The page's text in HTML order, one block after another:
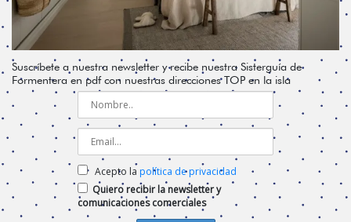
Suscríbete a nuestra newsletter y recibe nuestra Sisterguía de
Formentera en pdf con nuestras direcciones TOP en la isla
Acepto la política de privacidad
Quiero recibir la newsletter y
comunicaciones comerciales